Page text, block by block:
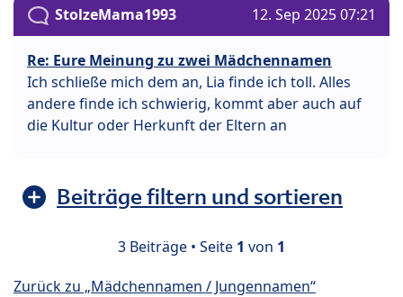
StolzeMama1993 12. Sep 2025 07:21
Re: Eure Meinung zu zwei Mädchennamen
Ich schließe mich dem an, Lia finde ich toll. Alles
andere finde ich schwierig, kommt aber auch auf
die Kultur oder Herkunft der Eltern an
Beiträge filtern und sortieren
3 Beiträge • Seite 1 von 1
Zurück zu „Mädchennamen / Jungennamen“